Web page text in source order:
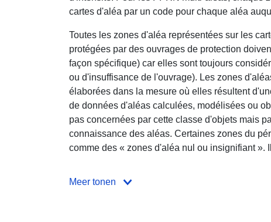
cartes d'aléa par un code pour chaque aléa
Toutes les zones d'aléa représentées sur les
protégées par des ouvrages de protection
façon spécifique) car elles sont toujours
ou d'insuffisance de l'ouvrage). Les zones
élaborées dans la mesure où elles résultent
de données d'aléas calculées, modélisées ou
pas concernées par cette classe d'objets mais
connaissance des aléas. Certaines zones du
comme des « zones d'aléa nul ou insignifiant ».
Meer tonen